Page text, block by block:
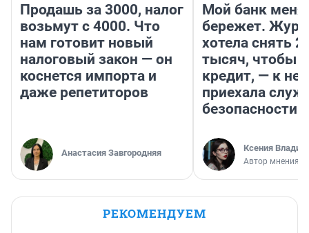
Продашь за 3000, налог
возьмут с 4000. Что
нам готовит новый
налоговый закон — он
коснется импорта и
даже репетиторов
Анастасия Завгородняя
Мой банк меня
бережет.
хотела снять
тысяч, чтобы
кредит, — к
приехала
безопасности
Ксения
Автор мнения
РЕКОМЕНДУЕМ